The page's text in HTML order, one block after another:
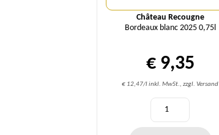
Château Recougne
Bordeaux blanc 2025 0,75l
€ 9,35
€ 12,47/l inkl. MwSt., zzgl. Versand